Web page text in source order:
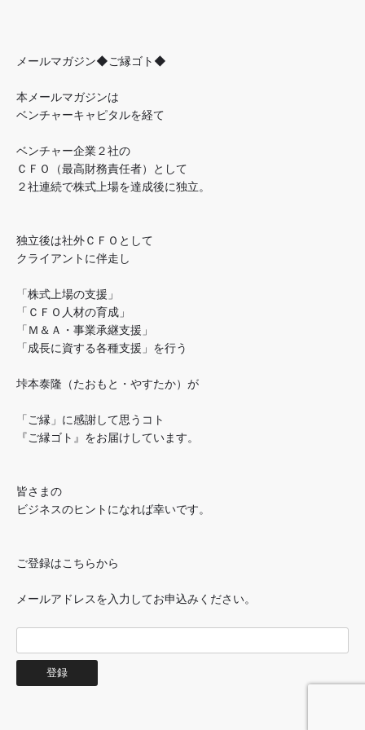
メールマガジン◆ご縁ゴト◆
本メールマガジンは
ベンチャーキャピタルを経て
ベンチャー企業２社の
ＣＦＯ（最高財務責任者）として
２社連続で株式上場を達成後に独立。
独立後は社外ＣＦＯとして
クライアントに伴走し
「株式上場の支援」
「ＣＦＯ人材の育成」
「Ｍ＆Ａ・事業承継支援」
「成長に資する各種支援」を行う
垰本泰隆（たおもと・やすたか）が
「ご縁」に感謝して思うコト
『ご縁ゴト』をお届けしています。
皆さまの
ビジネスのヒントになれば幸いです。
ご登録はこちらから
メールアドレスを入力してお申込みください。